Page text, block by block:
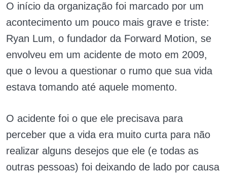
O início da organização foi marcado por um
acontecimento um pouco mais grave e triste:
Ryan Lum, o fundador da Forward Motion, se
envolveu em um acidente de moto em 2009,
que o levou a questionar o rumo que sua vida
estava tomando até aquele momento.
O acidente foi o que ele precisava para
perceber que a vida era muito curta para não
realizar alguns desejos que ele (e todas as
outras pessoas) foi deixando de lado por causa